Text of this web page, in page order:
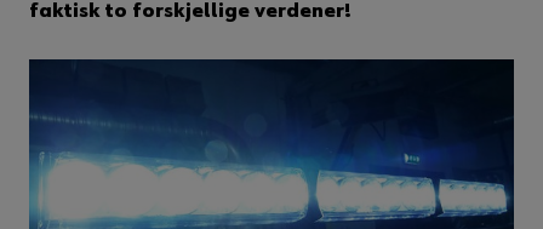
faktisk to forskjellige verdener!